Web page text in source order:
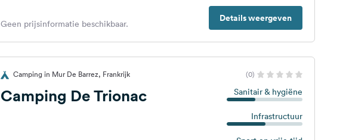
Details weergeven
Geen prijsinformatie beschikbaar.
Camping in Mur De Barrez, Frankrijk (0)
Camping De Trionac Sanitair & hygiëne
Infrastructuur